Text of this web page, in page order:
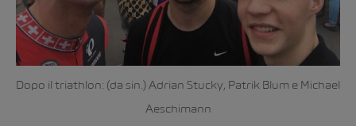
Dopo il triathlon: (da sin.) Adrian Stucky, Patrik Blum e Michael
Aeschimann